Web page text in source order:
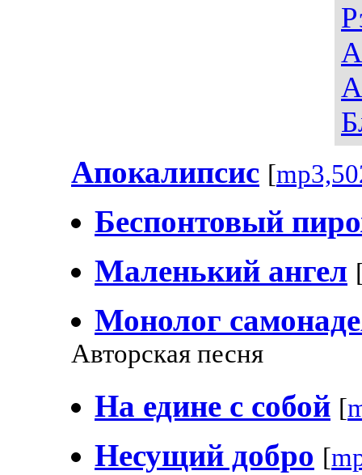
Апокалипсис [
Беспонтовый
Маленький ангел
Монолог
Авторская песня
На едине с собой [
Несущий добро [